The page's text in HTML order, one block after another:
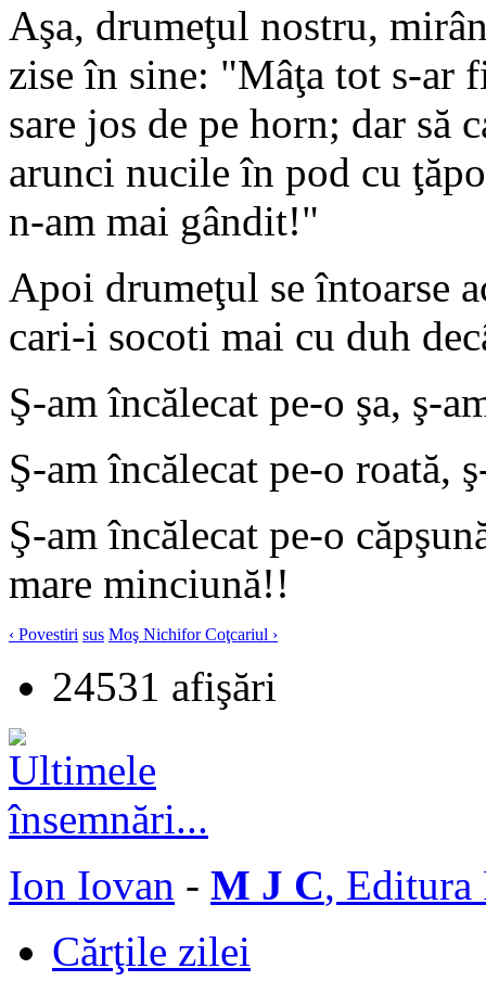
Aşa, drumeţul nostru,
zise în sine: "Mâţa tot s-ar
sare jos de pe horn; dar să
arunci nucile în pod cu
n-am mai gândit!"
Apoi drumeţul se întoarse
cari-i socoti mai cu duh
Ş-am încălecat pe-o şa, ş-
Ş-am încălecat pe-o roată,
Ş-am încălecat pe-o
mare minciună!!
‹ Povestiri sus Moş Nichifor Coţcariul ›
24531 afişări
Ion Iovan - M J C, Editura
Cărţile zilei